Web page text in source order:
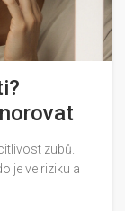
zubů.
je ve riziku a